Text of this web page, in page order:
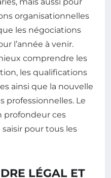
organisationnelles
les négociations
l’année à venir.
comprendre les
les qualifications
ainsi que la nouvelle
professionnelles. Le
profondeur ces
pour tous les
LÉGAL ET